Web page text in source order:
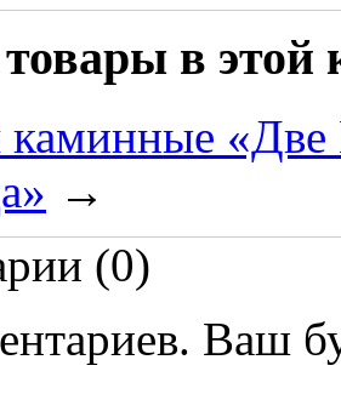
в этой
«Две
→
(0)
Ваш